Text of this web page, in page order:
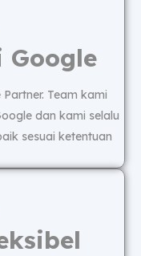
Google
Team kami
dan kami selalu
sesuai ketentuan